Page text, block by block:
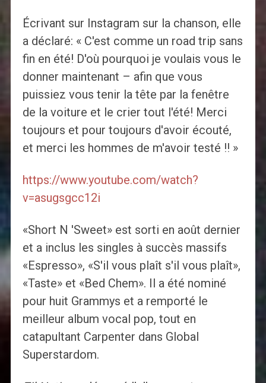
Écrivant sur Instagram sur la chanson, elle
a déclaré: « C'est comme un road trip sans
fin en été! D'où pourquoi je voulais vous le
donner maintenant – afin que vous
puissiez vous tenir la tête par la fenêtre
de la voiture et le crier tout l'été! Merci
toujours et pour toujours d'avoir écouté,
et merci les hommes de m'avoir testé !! »
https://www.youtube.com/watch?
v=asugsgcc12i
«Short N 'Sweet» est sorti en août dernier
et a inclus les singles à succès massifs
«Espresso», «S'il vous plaît s'il vous plaît»,
«Taste» et «Bed Chem». Il a été nominé
pour huit Grammys et a remporté le
meilleur album vocal pop, tout en
catapultant Carpenter dans Global
Superstardom.